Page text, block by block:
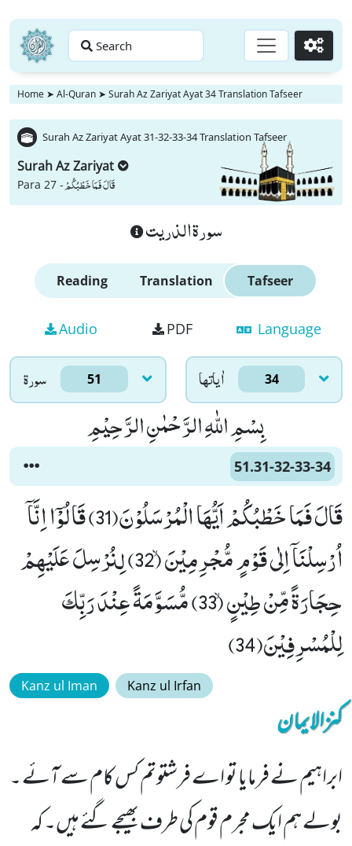
Search Go
Home ➤ Al-Quran ➤ Surah Az Zariyat Ayat 34 Translation Tafseer
Surah Az Zariyat Ayat 31-32-33-34 Translation Tafseer
Surah Az Zariyat
Para 27 -قَالَ فَمَا خَطْبُكُمْ
سورة الذريت
Reading Translation Tafseer
Audio PDF Language
سورۃ 51 اٰياتها 34
بِسْمِ اللّٰهِ الرَّحْمٰنِ الرَّحِیْمِ
51.31-32-33-34
قَالَ فَمَا خَطْبُكُمْ اَیُّهَا الْمُرْسَلُوْنَ(31) قَالُوْۤا اِنَّاۤ
اُرْسِلْنَاۤ اِلٰى قَوْمٍ مُّجْرِمِیْنَۙ (32) لِنُرْسِلَ عَلَیْهِمْ
حِجَارَةً مِّنْ طِیْنٍۙ (33) مُّسَوَّمَةً عِنْدَ رَبِّكَ
لِلْمُسْرِفِیْنَ(34)
Kanz ul Iman Kanz ul Irfan
کنزالایمان
ابراہیم نے فرمایا تو اے فرشتوتم کس کام سے آئے ۔
بولے ہم ایک مجرم قوم کی طرف بھیجے گئے ہیں۔ کہ